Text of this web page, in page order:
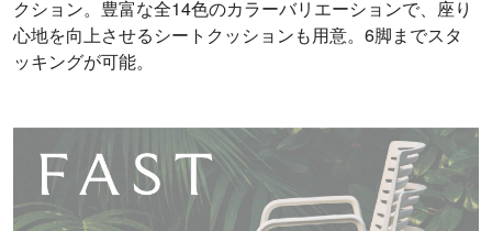
クション。豊富な全14色のカラーバリエーションで、座り
心地を向上させるシートクッションも用意。6脚までスタ
ッキングが可能。